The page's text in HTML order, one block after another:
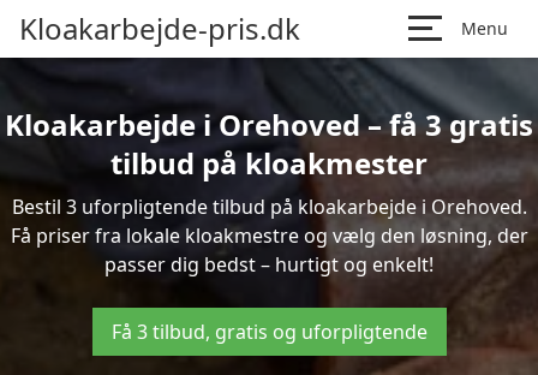
Kloakarbejde-pris.dk Menu
Kloakarbejde i Orehoved – få 3 gratis
tilbud på kloakmester
Bestil 3 uforpligtende tilbud på kloakarbejde i Orehoved.
Få priser fra lokale kloakmestre og vælg den løsning, der
passer dig bedst – hurtigt og enkelt!
Få 3 tilbud, gratis og uforpligtende